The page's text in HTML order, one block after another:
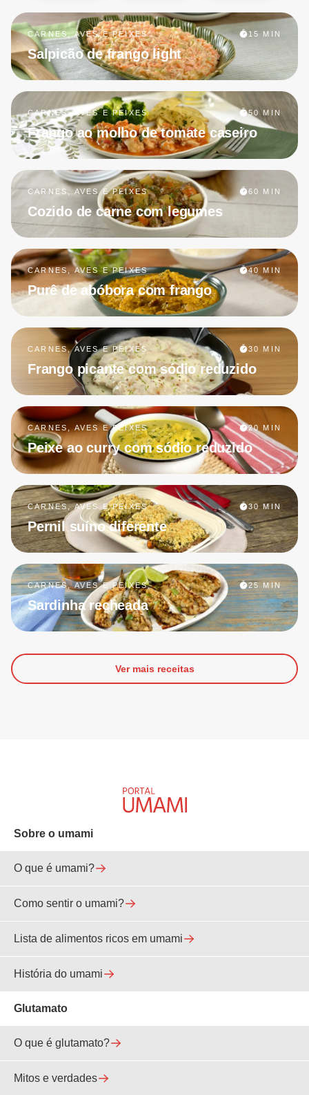
CARNES, AVES E PEIXES 15 MIN
Salpicão de frango light
CARNES, AVES E PEIXES 50 MIN
Frango ao molho de tomate caseiro
CARNES, AVES E PEIXES 60 MIN
Cozido de carne com legumes
CARNES, AVES E PEIXES 40 MIN
Purê de abóbora com frango
CARNES, AVES E PEIXES 30 MIN
Frango picante com sódio reduzido
CARNES, AVES E PEIXES 20 MIN
Peixe ao curry com sódio reduzido
CARNES, AVES E PEIXES 30 MIN
Pernil suíno diferente
CARNES, AVES E PEIXES 25 MIN
Sardinha recheada
Ver mais receitas
Sobre o umami
O que é umami?
Como sentir o umami?
Lista de alimentos ricos em umami
História do umami
Glutamato
O que é glutamato?
Mitos e verdades